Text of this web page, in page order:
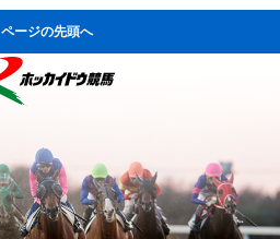
ページの先頭へ